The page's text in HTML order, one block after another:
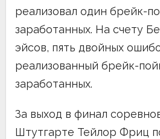
реализовал один брейк-
заработанных. На счету
эйсов, пять двойных
реализованный брейк-
заработанных.
За выход в финал
Штутгарте Тейлор Фриц